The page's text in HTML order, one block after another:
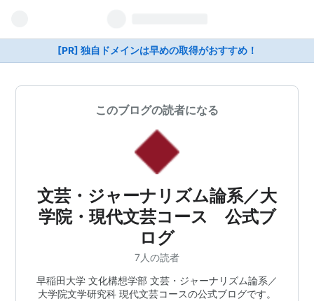
[PR] 独自ドメインは早めの取得がおすすめ！
このブログの読者になる
文芸・ジャーナリズム論系／大
学院・現代文芸コース 公式ブ
ログ
7人の読者
早稲田大学 文化構想学部 文芸・ジャーナリズム論系／
大学院文学研究科 現代文芸コースの公式ブログです。